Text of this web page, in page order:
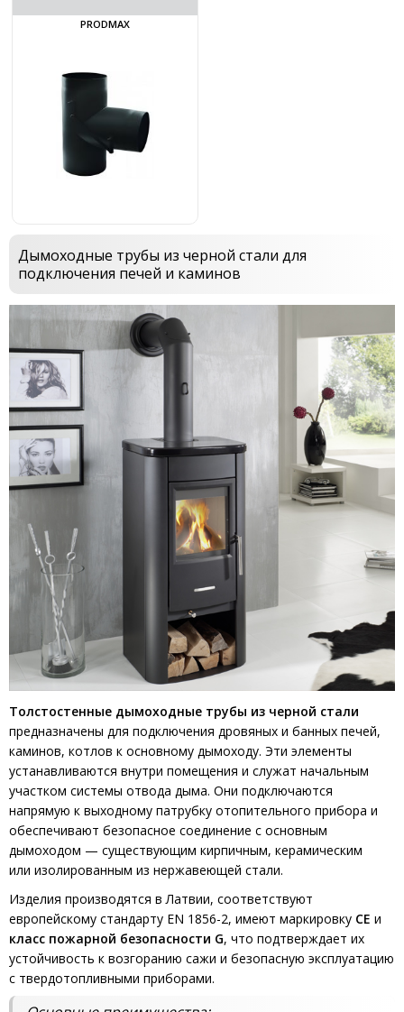
PRODMAX
Дымоходные трубы из черной стали для
подключения печей и каминов
Толстостенные дымоходные трубы из черной стали
предназначены для подключения дровяных и банных печей,
каминов, котлов к основному дымоходу. Эти элементы
устанавливаются внутри помещения и служат начальным
участком системы отвода дыма. Они подключаются
напрямую к выходному патрубку отопительного прибора и
обеспечивают безопасное соединение с основным
дымоходом — существующим кирпичным, керамическим
или изолированным из нержавеющей стали.
Изделия производятся в Латвии, соответствуют
европейскому стандарту EN 1856-2, имеют маркировку CE и
класс пожарной безопасности G, что подтверждает их
устойчивость к возгоранию сажи и безопасную эксплуатацию
с твердотопливными приборами.